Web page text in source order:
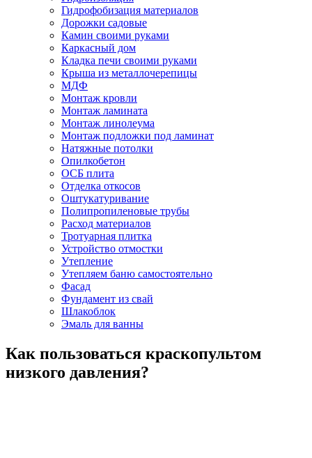
Гидрофобизация материалов
Дорожки садовые
Камин своими руками
Каркасный дом
Кладка печи своими руками
Крыша из металлочерепицы
МДФ
Монтаж кровли
Монтаж ламината
Монтаж линолеума
Монтаж подложки под ламинат
Натяжные потолки
Опилкобетон
ОСБ плита
Отделка откосов
Оштукатуривание
Полипропиленовые трубы
Расход материалов
Тротуарная плитка
Устройство отмостки
Утепление
Утепляем баню самостоятельно
Фасад
Фундамент из свай
Шлакоблок
Эмаль для ванны
Как пользоваться краскопультом
низкого давления?